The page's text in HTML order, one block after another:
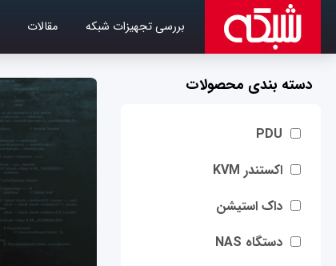
بررسی تجهیزات شبکه مقالات
دسته بندی محصولات
PDU
اکستندر KVM
داک استیشن
دستگاه NAS